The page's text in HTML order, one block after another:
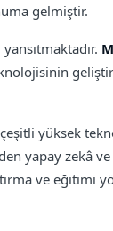
gelmiştir.
yüksek
yapay zekâ
ve eğitimi